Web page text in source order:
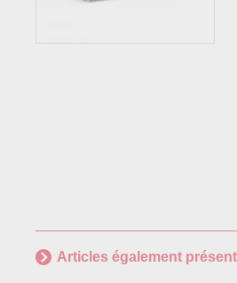
Articles également